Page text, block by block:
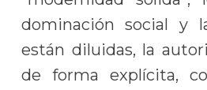
dominación social y
están diluidas, la
de forma explícita,